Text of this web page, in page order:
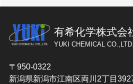
有希化学株式会
YUKI CHEMICAL CO.,LTD.
〒950-0322
新潟県新潟市江南区両川2丁目